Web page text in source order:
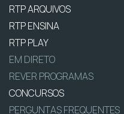
RTP ARQUIVOS
RTP ENSINA
RTP PLAY
EM DIRETO
REVER PROGRAMAS
CONCURSOS
PERGUNTAS FREQUENTES